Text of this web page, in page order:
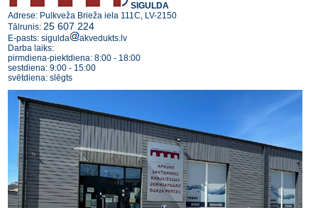
SIGULDA
Adrese: Pulkveža Brieža iela 111C, LV-2150
Tālrunis:25 607 224
E-pasts: sigulda
akvedukts.lv
Darba laiks:
pirmdiena-piektdiena: 8:00 - 18:00
sestdiena: 9:00 - 15:00
svētdiena: slēgts